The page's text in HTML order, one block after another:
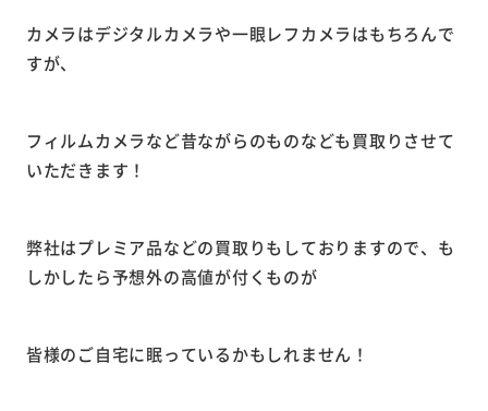
カメラはデジタルカメラや一眼レフカメラはもちろんで
すが、
フィルムカメラなど昔ながらのものなども買取りさせて
いただきます！
弊社はプレミア品などの買取りもしておりますので、も
しかしたら予想外の高値が付くものが
皆様のご自宅に眠っているかもしれません！